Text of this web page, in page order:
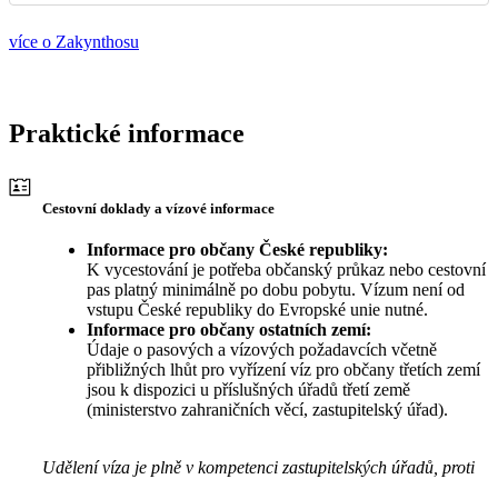
více o Zakynthosu
Praktické informace
Cestovní doklady a vízové informace
Informace pro občany České republiky:
K vycestování je potřeba občanský průkaz nebo cestovní
pas platný minimálně po dobu pobytu. Vízum není od
vstupu České republiky do Evropské unie nutné.
Informace pro občany ostatních zemí:
Údaje o pasových a vízových požadavcích včetně
přibližných lhůt pro vyřízení víz pro občany třetích zemí
jsou k dispozici u příslušných úřadů třetí země
(ministerstvo zahraničních věcí, zastupitelský úřad).
Udělení víza je plně v kompetenci zastupitelských úřadů, proti